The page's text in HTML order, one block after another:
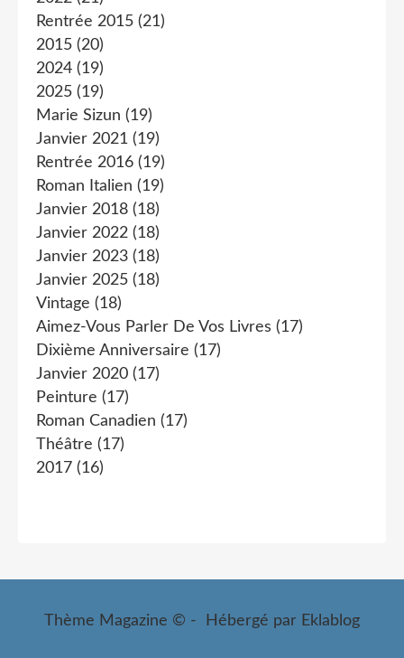
Rentrée 2015 (21)
2015 (20)
2024 (19)
2025 (19)
Marie Sizun (19)
Janvier 2021 (19)
Rentrée 2016 (19)
Roman Italien (19)
Janvier 2018 (18)
Janvier 2022 (18)
Janvier 2023 (18)
Janvier 2025 (18)
Vintage (18)
Aimez-Vous Parler De Vos Livres (17)
Dixième Anniversaire (17)
Janvier 2020 (17)
Peinture (17)
Roman Canadien (17)
Théâtre (17)
2017 (16)
Thème Magazine © - Hébergé par Eklablog